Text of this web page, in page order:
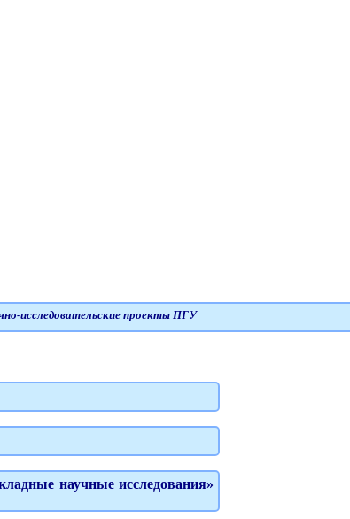
исследовательские проекты ПГУ
научные исследования»